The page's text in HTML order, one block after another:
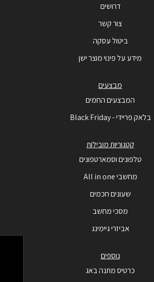
דרושים
צור קשר
ביטול עסקה
מידע על פינוי מוצר ישן
מבצעים
המבצעים החמים
בלאק פריידי - Black Friday
קטגוריות מובילות
טלפונים וסמארטפונים
מחשבי All in one
שעונים חכמים
מסכי מחשב
אביזרי גיימינג
נוספים
כרטיס מתנה באג